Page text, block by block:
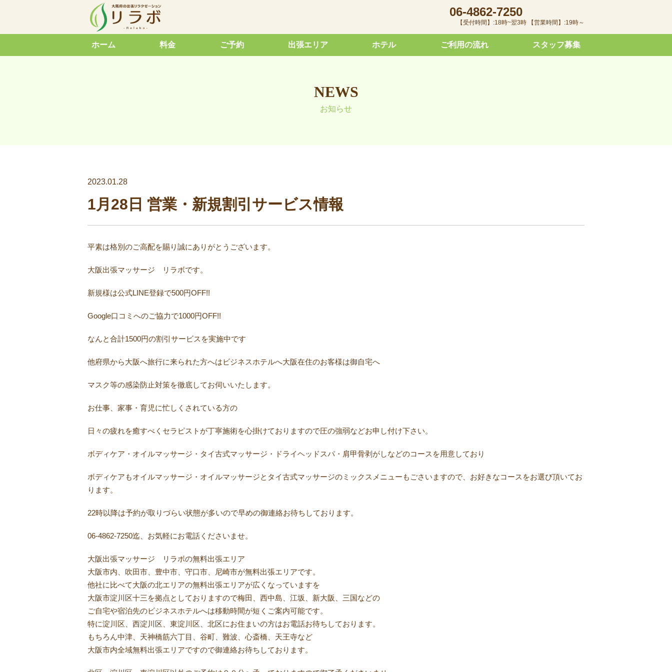
06-4862-7250
【受付時間】:18時~翌3時 【営業時間】:19時～
ホーム 料金 ご予約 出張エリア ホテル ご利用の流れ スタッフ募集
NEWS
お知らせ
2023.01.28
1月28日 営業・新規割引サービス情報
平素は格別のご高配を賜り誠にありがとうございます。⠀ ⠀
大阪出張マッサージ リラボです。
新規様は公式LINE登録で500円OFF!!
Google口コミへのご協力で1000円OFF!!
なんと合計1500円の割引サービスを実施中です
他府県から大阪へ旅行に来られた方へはビジネスホテルへ大阪在住のお客様は御自宅へ
マスク等の感染防止対策を徹底してお伺いいたします。
お仕事、家事・育児に忙しくされている方の
日々の疲れを癒すべくセラピストが丁寧施術を心掛けておりますので圧の強弱などお申し付け下さい。
ボディケア・オイルマッサージ・タイ古式マッサージ・ドライヘッドスパ・肩甲骨剥がしなどのコースを用意しており
ボディケアもオイルマッサージ・オイルマッサージとタイ古式マッサージのミックスメニューもごさいますので、お好きなコースをお選び頂いてお
ります。
22時以降は予約が取りづらい状態が多いので早めの御連絡お待ちしております。
06-4862-7250迄、お気軽にお電話くださいませ。
大阪出張マッサージ リラボの無料出張エリア
大阪市内、吹田市、豊中市、守口市、尼崎市が無料出張エリアです。
他社に比べて大阪の北エリアの無料出張エリアが広くなっていますを
大阪市淀川区十三を拠点としておりますので梅田、西中島、江坂、新大阪、三国などの
ご自宅や宿泊先のビジネスホテルへは移動時間が短くご案内可能です。
特に淀川区、西淀川区、東淀川区、北区にお住まいの方はお電話お待ちしております。
もちろん中津、天神橋筋六丁目、谷町、難波、心斎橋、天王寺など
大阪市内全域無料出張エリアですので御連絡お待ちしております。